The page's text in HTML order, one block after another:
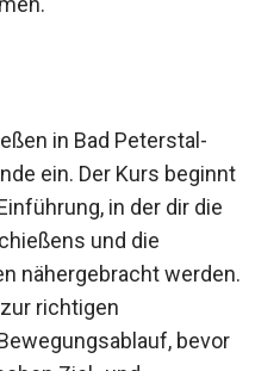
in Bad Peterstal-
ein. Der Kurs beginnt
in der dir die
und die
nähergebracht
zur richtigen
bevor